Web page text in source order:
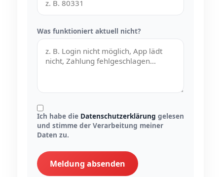
Was funktioniert aktuell nicht?
Ich habe die Datenschutzerklärung gelesen
und stimme der Verarbeitung meiner
Daten zu.
Meldung absenden